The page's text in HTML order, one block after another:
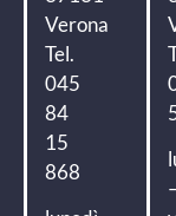
Verona
Tel.
045
84
15
868